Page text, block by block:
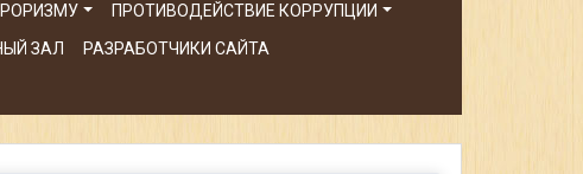
ПРОТИВОДЕЙСТВИЕ КОРРУПЦИИ
ЗАЛ
РАЗРАБОТЧИКИ САЙТА